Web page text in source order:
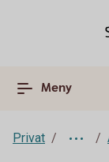
Meny
Privat